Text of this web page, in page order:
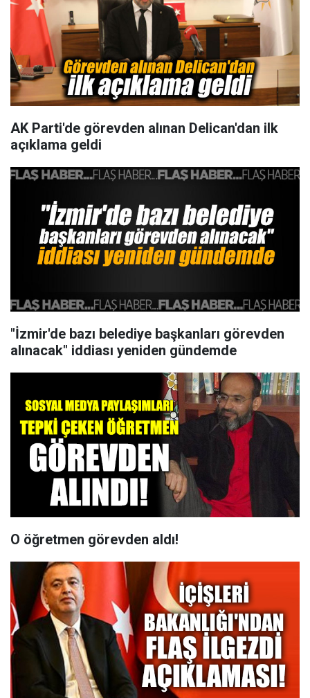
AK Parti'de görevden alınan Delican'dan ilk
açıklama geldi
"İzmir'de bazı belediye başkanları görevden
alınacak" iddiası yeniden gündemde
O öğretmen görevden aldı!